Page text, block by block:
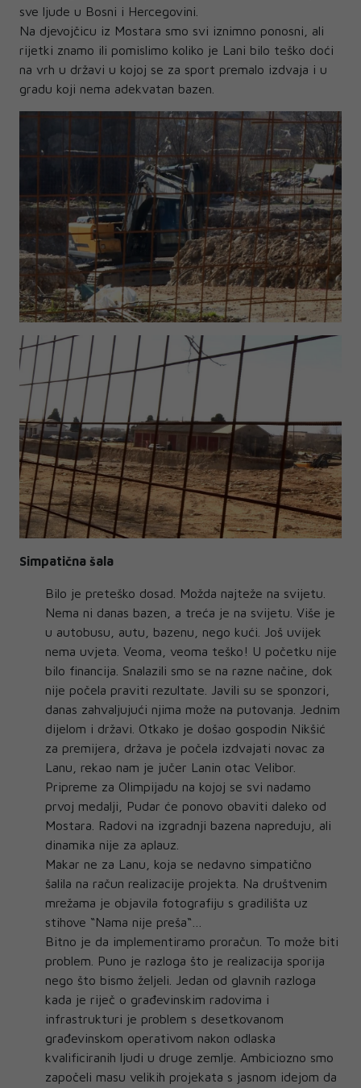
sve ljude u Bosni i Hercegovini.
Na djevojčicu iz Mostara smo svi iznimno ponosni, ali
rijetki znamo ili pomislimo koliko je Lani bilo teško doći
na vrh u državi u kojoj se za sport premalo izdvaja i u
gradu koji nema adekvatan bazen.
Simpatična šala
Bilo je preteško dosad. Možda najteže na svijetu.
Nema ni danas bazen, a treća je na svijetu. Više je
u autobusu, autu, bazenu, nego kući. Još uvijek
nema uvjeta. Veoma, veoma teško! U početku nije
bilo financija. Snalazili smo se na razne načine, dok
nije počela praviti rezultate. Javili su se sponzori,
danas zahvaljujući njima može na putovanja. Jednim
dijelom i državi. Otkako je došao gospodin Nikšić
za premijera, država je počela izdvajati novac za
Lanu, rekao nam je jučer Lanin otac Velibor.
Pripreme za Olimpijadu na kojoj se svi nadamo
prvoj medalji, Pudar će ponovo obaviti daleko od
Mostara. Radovi na izgradnji bazena napreduju, ali
dinamika nije za aplauz.
Makar ne za Lanu, koja se nedavno simpatično
šalila na račun realizacije projekta. Na društvenim
mrežama je objavila fotografiju s gradilišta uz
stihove “Nama nije preša“…
Bitno je da implementiramo proračun. To može biti
problem. Puno je razloga što je realizacija sporija
nego što bismo željeli. Jedan od glavnih razloga
kada je riječ o građevinskim radovima i
infrastrukturi je problem s desetkovanom
građevinskom operativom nakon odlaska
kvalificiranih ljudi u druge zemlje. Ambiciozno smo
započeli masu velikih projekata s jasnom idejom da